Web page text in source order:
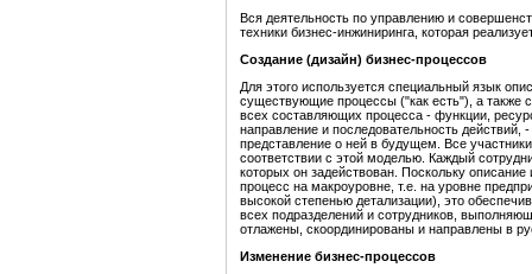
Вся деятельность по управлению и
техники бизнес-инжиниринга, которая
Создание (дизайн) бизнес-процессов
Для этого используется специальный язык
существующие процессы ("как есть"), а также
всех составляющих процесса - функции,
направление и последовательность
представление о ней в будущем. Все
соответствии с этой моделью. Каждый
которых он задействован. Поскольку
процесс на макроуровне, т.е. на уровне
высокой степенью детализации), это
всех подразделений и сотрудников,
отлажены, скоординированы и направлены в
Изменение бизнес-процессов